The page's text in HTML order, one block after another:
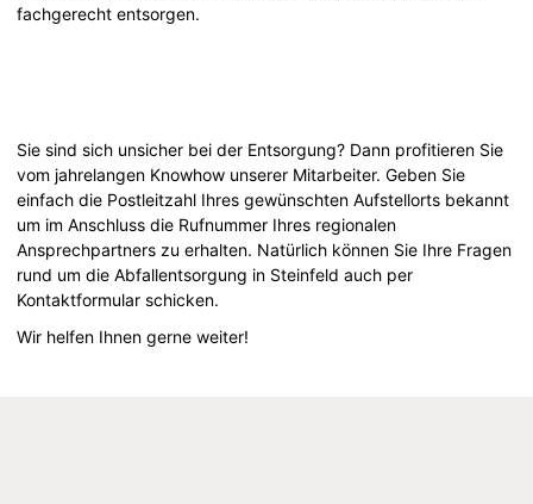
fachgerecht entsorgen.
Sie sind sich unsicher bei der Entsorgung? Dann profitieren Sie
vom jahrelangen Knowhow unserer Mitarbeiter. Geben Sie
einfach die Postleitzahl Ihres gewünschten Aufstellorts bekannt
um im Anschluss die Rufnummer Ihres regionalen
Ansprechpartners zu erhalten. Natürlich können Sie Ihre Fragen
rund um die Abfallentsorgung in Steinfeld auch per
Kontaktformular schicken.
Wir helfen Ihnen gerne weiter!